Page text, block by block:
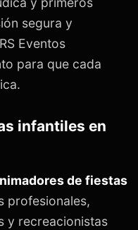
segura y
Eventos
para que cada
infantiles en
de fiestas
profesionales,
y recreacionistas